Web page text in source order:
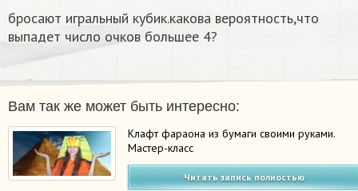
бросают игральный кубик.какова вероятность,что
выпадет число очков большее 4?
Вам так же может быть интересно:
Клафт фараона из бумаги своими руками.
Мастер-класс
Читать запись полностью